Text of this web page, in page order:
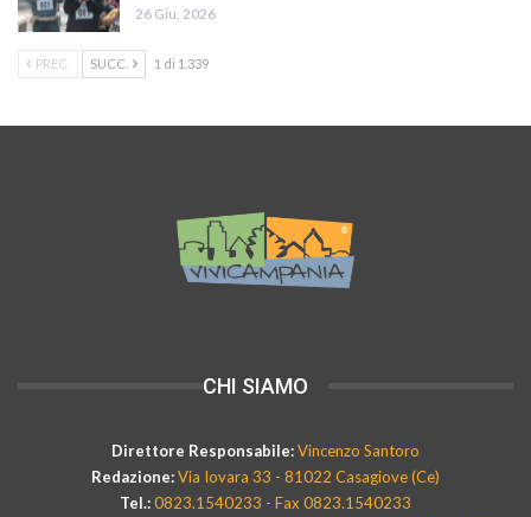
26 Giu, 2026
PREC. SUCC. 1 di 1.339
CHI SIAMO
Direttore Responsabile:Vincenzo Santoro
Redazione:Via Iovara 33 - 81022 Casagiove (Ce)
Tel.:0823.1540233 - Fax 0823.1540233